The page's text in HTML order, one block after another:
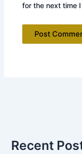
for the next time
Recent